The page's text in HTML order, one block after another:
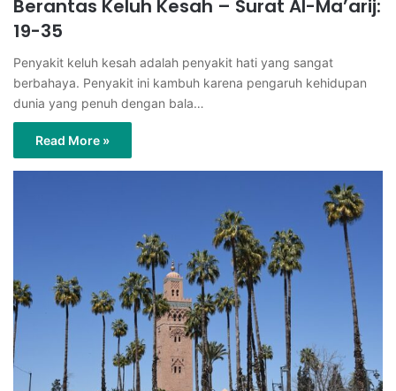
Berantas Keluh Kesah – Surat Al-Ma’arij:
19-35
Penyakit keluh kesah adalah penyakit hati yang sangat
berbahaya. Penyakit ini kambuh karena pengaruh kehidupan
dunia yang penuh dengan bala…
Read More »